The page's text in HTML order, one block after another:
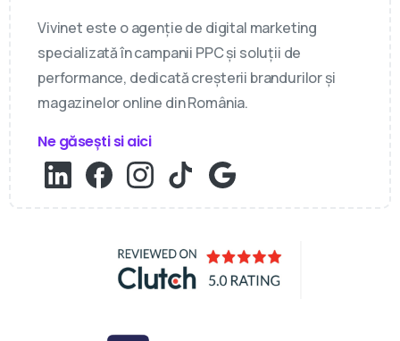
Vivinet este o agenție de digital marketing
specializată în campanii PPC și soluții de
performance, dedicată creșterii brandurilor și
magazinelor online din România.
Ne găsești si aici